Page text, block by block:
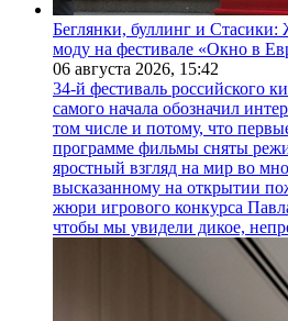
Беглянки, буллинг и Стасики:
моду на фестивале «Окно в
06 августа 2026, 15:42
34-й фестиваль российского
самого начала обозначил
том числе и потому, что
программе фильмы сняты
яростный взгляд на мир во
высказанному на открытии
жюри игрового конкурса
чтобы мы увидели дикое,